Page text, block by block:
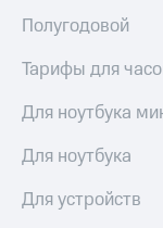
Гудок
Мой
и
доход 15%
Акции
Условия
Скидка
30%
Полугодовой
Тарифы для
Для ноутбука
Для ноутбука
Для устройств